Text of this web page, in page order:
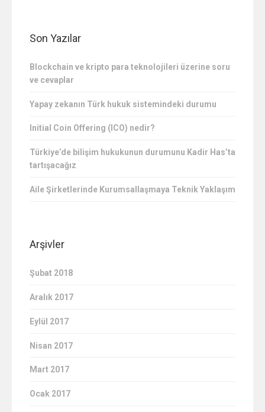
Son Yazılar
Blockchain ve kripto para teknolojileri üzerine soru
ve cevaplar
Yapay zekanın Türk hukuk sistemindeki durumu
Initial Coin Offering (ICO) nedir?
Türkiye’de bilişim hukukunun durumunu Kadir Has’ta
tartışacağız
Aile Şirketlerinde Kurumsallaşmaya Teknik Yaklaşım
Arşivler
Şubat 2018
Aralık 2017
Eylül 2017
Nisan 2017
Mart 2017
Ocak 2017